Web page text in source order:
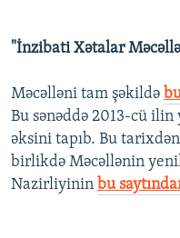
FOTOQALEREYA
İNFOQRAFIKA
KARIKATURA
OXU ZALI
AZƏRBAYCAN ƏDƏBIYYATI
İSLAM VƏ DEMOKRATIYA
İZ - MƏDƏNIYYƏT PROQRAMI
HAQQIMIZDA
MISSIYAMIZ
PEŞƏ ETIKASI VƏ
MATERIALLARIMIZDAN
AZADLIQRADIOSU MOBIL
RFE/RL-in bütün
"İnzibati Xətalar
Məcəlləni tam şəkildə
Bu sənəddə 2013-cü ilin
əksini tapıb. Bu
birlikdə Məcəllənin
Nazirliyinin bu